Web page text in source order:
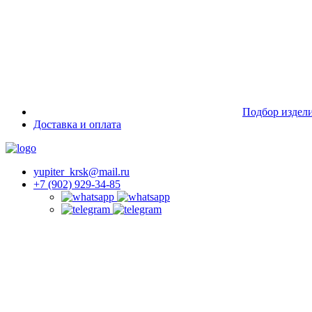
Подбор
Доставка и оплата
yupiter_krsk@mail.ru
+7 (902) 929-34-85